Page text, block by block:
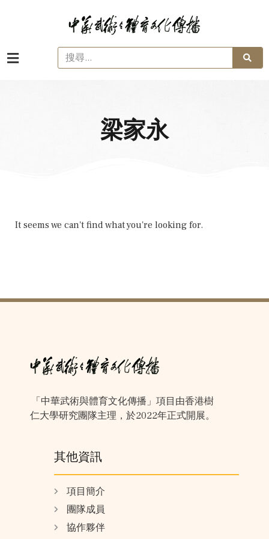
梁家永
It seems we can't find what you're looking for.
「中華武術與體育文化傳播」項目由香港樹
仁大學研究團隊主理，於2022年正式開展。
其他資訊
項目簡介
團隊成員
協作夥伴